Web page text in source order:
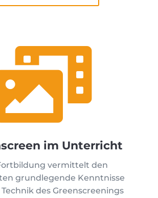
im Unterricht
vermittelt den
grundlegende Kenntnisse
des Greenscreenings